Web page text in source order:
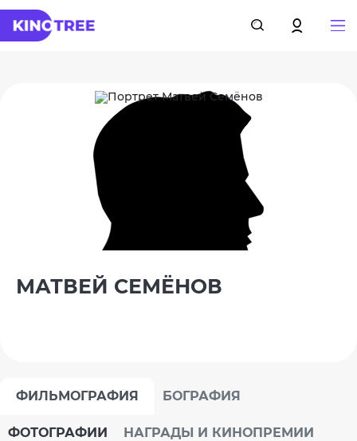
МАТВЕЙ СЕМЁНОВ
ФИЛЬМОГРАФИЯ БОГРАФИЯ
ФОТОГРАФИИ НАГРАДЫ И КИНОПРЕМИИ